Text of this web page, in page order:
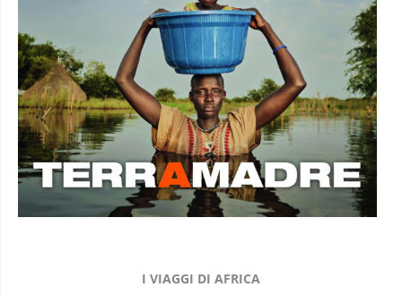
I VIAGGI DI AFRICA